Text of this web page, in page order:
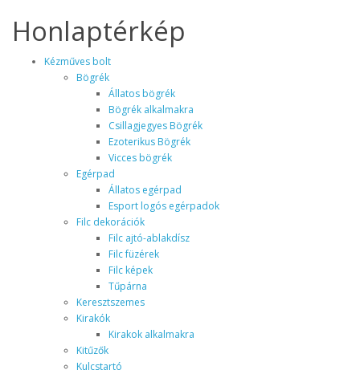
Honlaptérkép
Kézműves bolt
Bögrék
Állatos bögrék
Bögrék alkalmakra
Csillagjegyes Bögrék
Ezoterikus Bögrék
Vicces bögrék
Egérpad
Állatos egérpad
Esport logós egérpadok
Filc dekorációk
Filc ajtó-ablakdísz
Filc füzérek
Filc képek
Tűpárna
Keresztszemes
Kirakók
Kirakok alkalmakra
Kitűzők
Kulcstartó